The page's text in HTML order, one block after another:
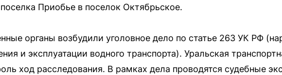
Приобье в поселок Октябрьское.
органы возбудили уголовное дело по статье 263 УК РФ
и эксплуатации водного транспорта). Уральская
ход расследования. В рамках дела проводятся судебные